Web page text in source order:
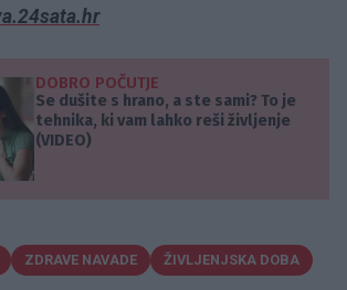
DOBRO POČUTJE
Se dušite s hrano, a ste sami? To je
tehnika, ki vam lahko reši življenje
(VIDEO)
ZDRAVE NAVADE ŽIVLJENJSKA DOBA